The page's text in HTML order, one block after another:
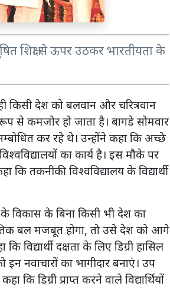
शिक्षा से ऊपर उठकर भारतीयता के
किसी देश को बलवान और चरित्रवान
से कमजोर हो जाता है। बागडे सोमवार
कर रहे थे। उन्होंने कहा कि अच्छे
का कार्य है। इस मौके पर
तकनीकी विश्वविद्यालय के विद्यार्थी
के विकास के बिना किसी भी देश का
बल मजबूत होगा, तो उसे देश को आगे
दक्षता के लिए डिग्री हासिल
नवाचारों का भागीदार बनाएं। उप
डिग्री प्राप्त करने वाले विद्यार्थियों